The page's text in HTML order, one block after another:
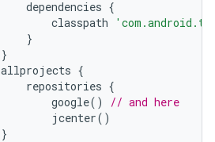
dependencies {
classpath
}
}
allprojects {
repositories {
google()
// and here
jcenter()
}